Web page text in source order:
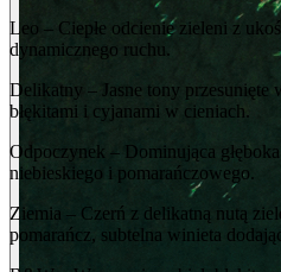
Leo – Ciepłe odcienie zieleni z
dynamicznego ruchu.
Delikatny – Jasne tony przesunięte
błękitami i cyjanami w cieniach.
Odpoczynek – Dominująca
niebieskiego i pomarańczowego.
Ziemia – Czerń z delikatną nutą
pomarańcz, subtelna winieta